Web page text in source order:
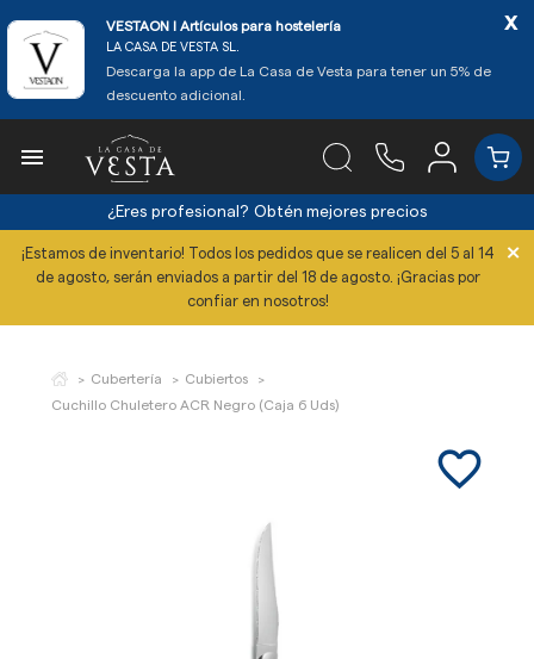
VESTAON l Artículos para hostelería
LA CASA DE VESTA SL.
Descarga la app de La Casa de Vesta para tener un 5% de
descuento adicional.
x

¿Eres profesional? Obtén mejores precios
¡Estamos de inventario! Todos los pedidos que se realicen del 5 al 14
de agosto, serán enviados a partir del 18 de agosto. ¡Gracias por
confiar en nosotros!
×
Cubertería
Cubiertos
Cuchillo Chuletero ACR Negro (Caja 6 Uds)
favorite_border